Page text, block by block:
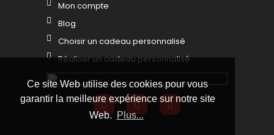
Ce site Web utilise des cookies pour vous
garantir la meilleure expérience sur notre site
Web. Plus...
Mon compte
Blog
Choisir un cadeau personnalisé
Réaliser un cadeau personnalisé